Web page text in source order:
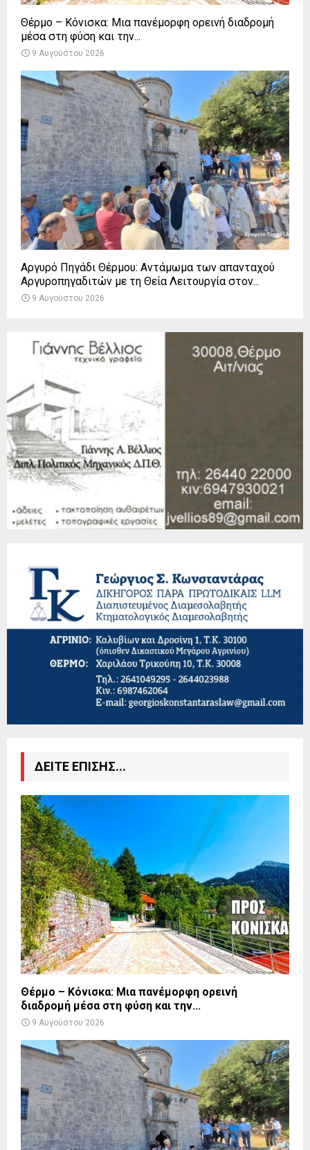
Θέρμο – Κόνισκα: Μια πανέμορφη ορεινή διαδρομή
μέσα στη φύση και την...
9 Αυγούστου 2026
Αργυρό Πηγάδι Θέρμου: Αντάμωμα των απανταχού
Αργυροπηγαδιτών με τη Θεία Λειτουργία στον...
9 Αυγούστου 2026
ΔΕΙΤΕ ΕΠΙΣΗΣ...
Θέρμο – Κόνισκα: Μια πανέμορφη ορεινή
διαδρομή μέσα στη φύση και την...
9 Αυγούστου 2026